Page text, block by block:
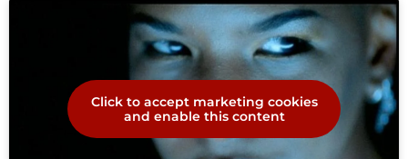
Click to accept marketing cookies
and enable this content